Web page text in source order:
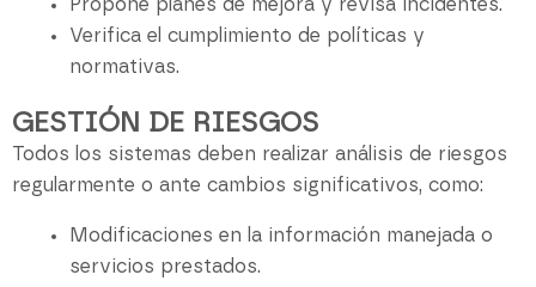
Propone planes de mejora y revisa incidentes.
Verifica el cumplimiento de políticas y
normativas.
GESTIÓN DE RIESGOS
Todos los sistemas deben realizar análisis de riesgos
regularmente o ante cambios significativos, como:
Modificaciones en la información manejada o
servicios prestados.